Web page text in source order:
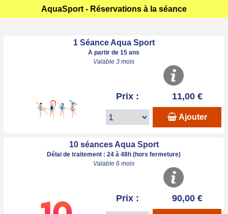
AquaSport - Réservations à la séance
1 Séance Aqua Sport
A partir de 15 ans
Valable 3 mois
Prix : 11,00 €
Ajouter
10 séances Aqua Sport
Délai de traitement : 24 à 48h (hors fermeture)
Valable 6 mois
Prix : 90,00 €